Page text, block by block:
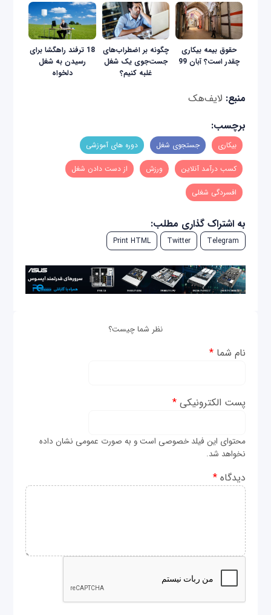
حقوق بیمه بیکاری
چقدر است؟ آبان 99
چگونه بر اضطراب‌های
جست‌جوی یک شغل
غلبه کنیم؟
18 ترفند راهگشا برای
رسیدن به شغل
دلخواه
منبع: لایف‌هک
برچسب:
بیکاری جستجوی شغل دوره های آموزشی
کسب درآمد آنلاین ورزش از دست دادن شغل
افسردگی شغلی
به اشتراک گذاری مطلب:
Telegram
Twitter
Print HTML
نظر شما چیست؟
نام شما*
پست الکترونیکی*
محتوای این فیلد خصوصی است و به صورت عمومی نشان داده
نخواهد شد.
دیدگاه*